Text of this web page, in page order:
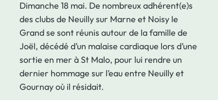
Dimanche 18 mai. De nombreux adhérent(e)s
des clubs de Neuilly sur Marne et Noisy le
Grand se sont réunis autour de la famille de
Joël, décédé d’un malaise cardiaque lors d’une
sortie en mer à St Malo, pour lui rendre un
dernier hommage sur l’eau entre Neuilly et
Gournay où il résidait.